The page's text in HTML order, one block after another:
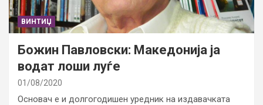
ВИНТИЏ
Божин Павловски: Македонија ја
водат лоши луѓе
01/08/2020
Основач е и долгогодишен уредник на издавачката